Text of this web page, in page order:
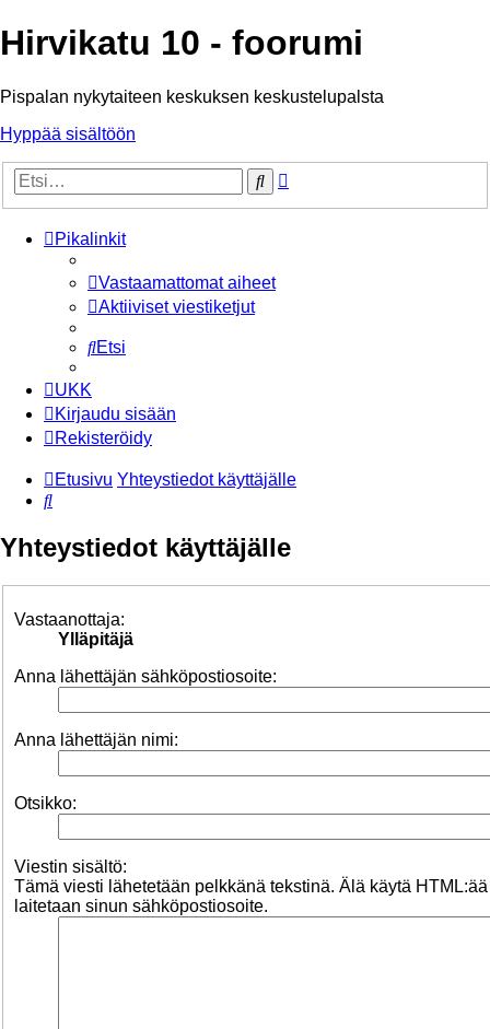
Hirvikatu 10 - foorumi
Pispalan nykytaiteen keskuksen keskustelupalsta
Hyppää sisältöön
Etsi
Pikalinkit
Vastaamattomat aiheet
Aktiiviset viestiketjut
Etsi
UKK
Kirjaudu sisään
Rekisteröidy
Etusivu Yhteystiedot käyttäjälle
Etsi
Yhteystiedot käyttäjälle
Vastaanottaja:
Ylläpitäjä
Anna lähettäjän sähköpostiosoite:
Anna lähettäjän nimi:
Otsikko:
Viestin sisältö:
Tämä viesti lähetetään pelkkänä tekstinä. Älä käytä
laitetaan sinun sähköpostiosoite.